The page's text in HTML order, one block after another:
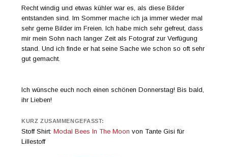
Recht windig und etwas kühler war es, als diese Bilder
entstanden sind. Im Sommer mache ich ja immer wieder mal
sehr gerne Bilder im Freien. Ich habe mich sehr gefreut, dass
mir mein Sohn nach langer Zeit als Fotograf zur Verfügung
stand. Und ich finde er hat seine Sache wie schon so oft sehr
gut gemacht.
Ich wünsche euch noch einen schönen Donnerstag! Bis bald,
ihr Lieben!
KURZ ZUSAMMENGEFASST:
Stoff Shirt:Modal Bees In The Moon von Tante Gisi für
Lillestoff